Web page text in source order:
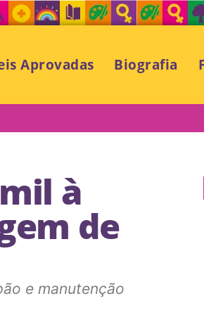
Aprovadas Biografia
à
de
e manutenção